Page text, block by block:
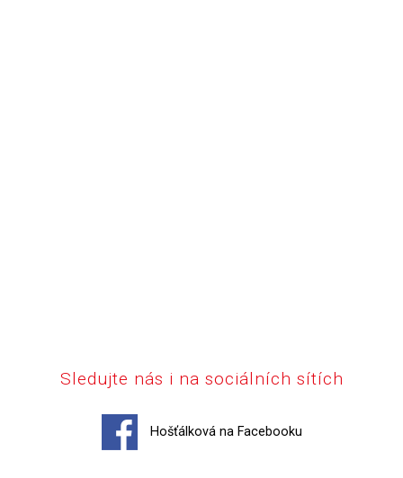
Sledujte nás i na sociálních sítích
Hošťálková na Facebooku